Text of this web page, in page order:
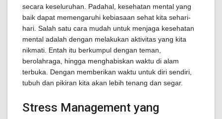
secara keseluruhan. Padahal, kesehatan mental yang
baik dapat memengaruhi kebiasaan sehat kita sehari-
hari. Salah satu cara mudah untuk menjaga kesehatan
mental adalah dengan melakukan aktivitas yang kita
nikmati. Entah itu berkumpul dengan teman,
berolahraga, hingga menghabiskan waktu di alam
terbuka. Dengan memberikan waktu untuk diri sendiri,
tubuh dan pikiran kita akan lebih tenang dan segar.
Stress Management yang